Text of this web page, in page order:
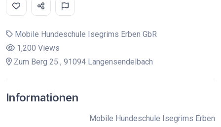
Mobile Hundeschule Isegrims Erben GbR
1,200 Views
Zum Berg 25 , 91094 Langensendelbach
Informationen
Mobile Hundeschule Isegrims Erben